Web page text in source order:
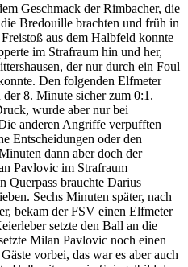
Geschmack der Rimbacher, die
Bredouille brachten und früh in
aus dem Halbfeld konnte
im Strafraum hin und her,
der nur durch ein Foul
Den folgenden Elfmeter
8. Minute sicher zum 0:1.
wurde aber nur bei
anderen Angriffe verpufften
Entscheidungen oder den
dann aber doch der
Pavlovic im Strafraum
Querpass brauchte Darius
Sechs Minuten später, nach
bekam der FSV einen Elfmeter
setzte den Ball an die
Milan Pavlovic noch einen
vorbei, das war es aber auch